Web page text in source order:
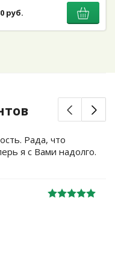
руб.
Рада, что
я с Вами надолго.